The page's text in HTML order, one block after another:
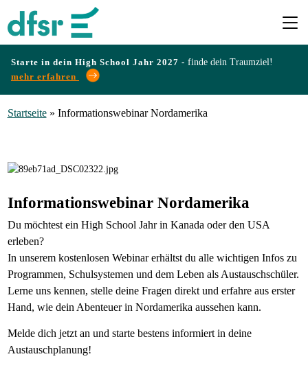
Starte in dein High School Jahr 2027 - finde dein Traumziel!
mehr erfahren
Infos
Erfahrungen
Preise
Gastfamilie
werden
Startseite» Informationswebinar Nordamerika
Informationswebinar Nordamerika
Du möchtest ein High School Jahr in Kanada oder den USA
erleben?
In unserem kostenlosen Webinar erhältst du alle wichtigen Infos zu
Programmen, Schulsystemen und dem Leben als Austauschschüler.
Lerne uns kennen, stelle deine Fragen direkt und erfahre aus erster
Hand, wie dein Abenteuer in Nordamerika aussehen kann.
Melde dich jetzt an und starte bestens informiert in deine
Austauschplanung!